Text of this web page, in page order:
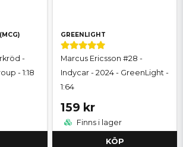
-
- 1:18
GREENLIGHT
Marcus Ericsson #28 -
Indycar - 2024 - GreenLight -
1:64
159 kr
Finns i lager
KÖP